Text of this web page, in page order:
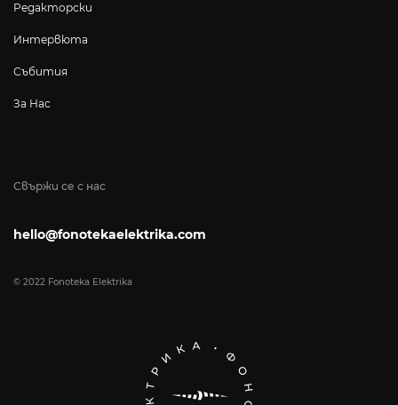
Свържи се с нас
hello@fonotekaelektrika.com
© 2022 Fonoteka Elektrika
Редакторски
Интервюта
Събития
За Нас